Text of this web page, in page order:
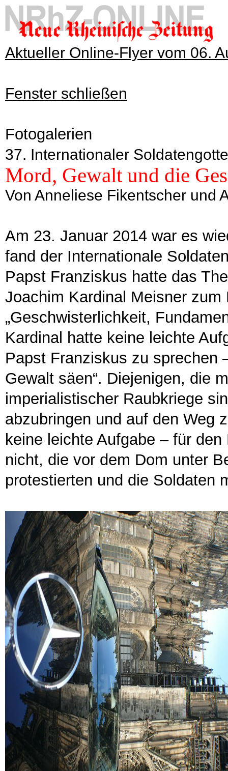
Aktueller Online-Flyer vom 06.
Fenster schließen
Fotogalerien
37. Internationaler
Mord, Gewalt und die
Von Anneliese Fikentscher und
Am 23. Januar 2014 war es
fand der Internationale
Papst Franziskus hatte das
Joachim Kardinal Meisner
„Geschwisterlichkeit,
Kardinal hatte keine leichte
Papst Franziskus zu sprechen
Gewalt säen“. Diejenigen, die
imperialistischer Raubkriege
abzubringen und auf den Weg
keine leichte Aufgabe – für
nicht, die vor dem Dom unter
protestierten und die Soldaten